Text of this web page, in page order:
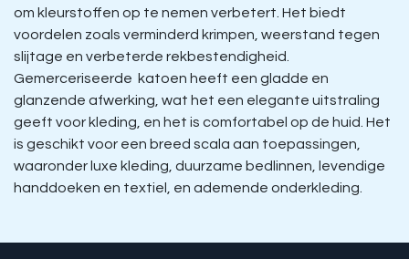
om kleurstoffen op te nemen verbetert. Het biedt
voordelen zoals verminderd krimpen, weerstand tegen
slijtage en verbeterde rekbestendigheid.
Gemerceriseerde katoen heeft een gladde en
glanzende afwerking, wat het een elegante uitstraling
geeft voor kleding, en het is comfortabel op de huid. Het
is geschikt voor een breed scala aan toepassingen,
waaronder luxe kleding, duurzame bedlinnen, levendige
handdoeken en textiel, en ademende onderkleding.